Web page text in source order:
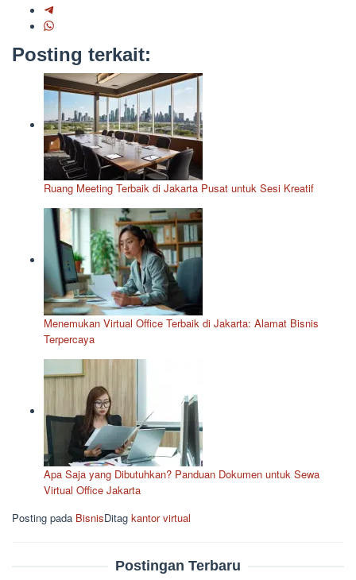
Posting terkait:
Ruang Meeting Terbaik di Jakarta Pusat untuk Sesi Kreatif
Menemukan Virtual Office Terbaik di Jakarta: Alamat Bisnis
Terpercaya
Apa Saja yang Dibutuhkan? Panduan Dokumen untuk Sewa
Virtual Office Jakarta
Posting pada BisnisDitag kantor virtual
Postingan Terbaru